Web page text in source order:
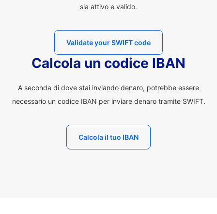
sia attivo e valido.
Validate your SWIFT code
Calcola un codice IBAN
A seconda di dove stai inviando denaro, potrebbe essere
necessario un codice IBAN per inviare denaro tramite SWIFT.
Calcola il tuo IBAN